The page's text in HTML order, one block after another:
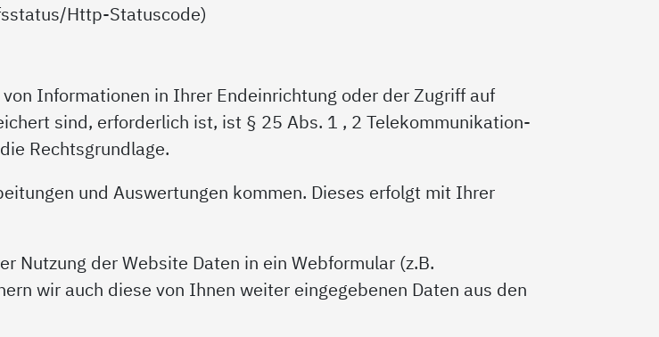
Http-Statuscode)
Informationen in Ihrer Endeinrichtung oder der Zugriff auf
sind, erforderlich ist, ist § 25 Abs. 1 , 2 Telekommunikation-
Rechtsgrundlage.
und Auswertungen kommen. Dieses erfolgt mit Ihrer
Nutzung der Website Daten in ein Webformular (z.B.
wir auch diese von Ihnen weiter eingegebenen Daten aus den